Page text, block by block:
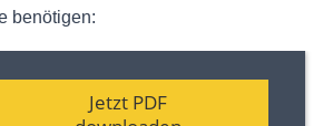
benötigen: